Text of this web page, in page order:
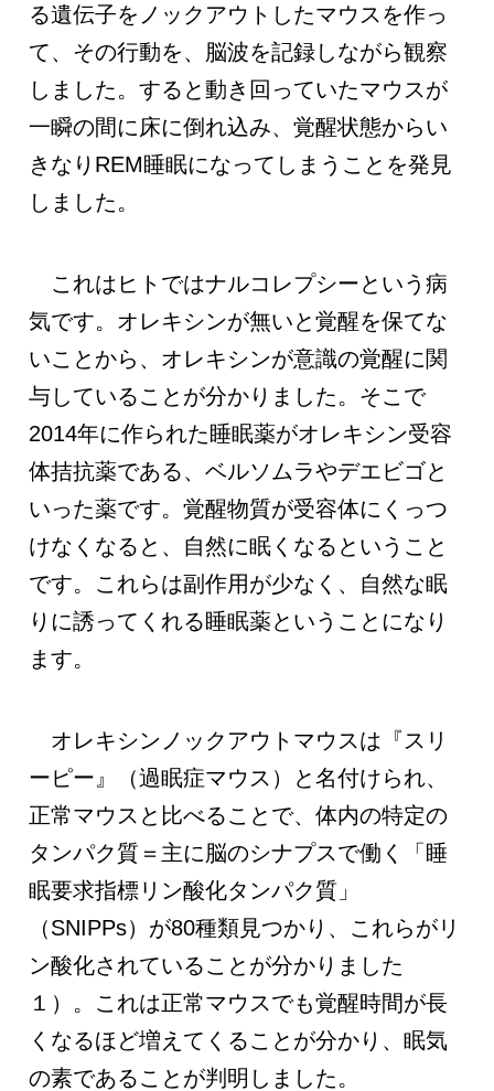
る遺伝子をノックアウトしたマウスを作っ
て、その行動を、脳波を記録しながら観察
しました。すると動き回っていたマウスが
一瞬の間に床に倒れ込み、覚醒状態からい
きなりREM睡眠になってしまうことを発見
しました。
これはヒトではナルコレプシーという病
気です。オレキシンが無いと覚醒を保てな
いことから、オレキシンが意識の覚醒に関
与していることが分かりました。そこで
2014年に作られた睡眠薬がオレキシン受容
体拮抗薬である、ベルソムラやデエビゴと
いった薬です。覚醒物質が受容体にくっつ
けなくなると、自然に眠くなるということ
です。これらは副作用が少なく、自然な眠
りに誘ってくれる睡眠薬ということになり
ます。
オレキシンノックアウトマウスは『スリ
ーピー』（過眠症マウス）と名付けられ、
正常マウスと比べることで、体内の特定の
タンパク質＝主に脳のシナプスで働く「睡
眠要求指標リン酸化タンパク質」
（SNIPPs）が80種類見つかり、これらがリ
ン酸化されていることが分かりました
１）。これは正常マウスでも覚醒時間が長
くなるほど増えてくることが分かり、眠気
の素であることが判明しました。